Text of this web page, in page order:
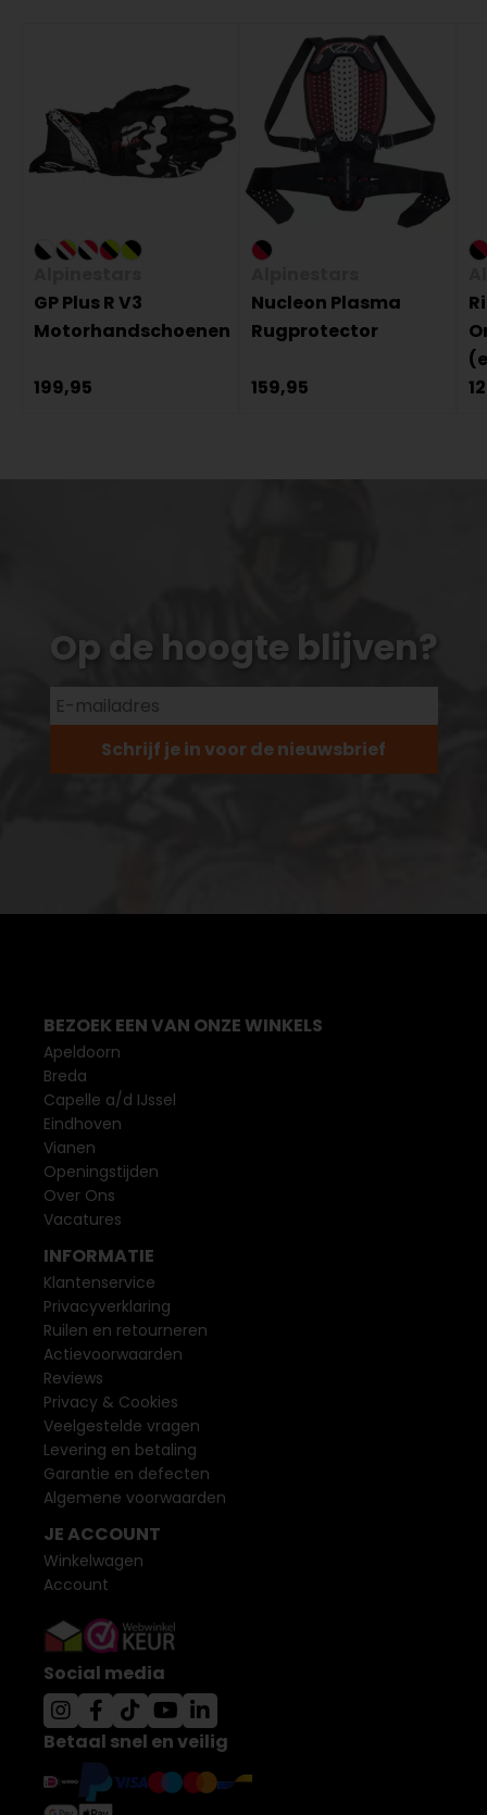
GP Plus R V3
Motorhandschoenen
199,95
Nucleon Plasma
Rugprotector
159,95
Op de hoogte blijven?
Schrijf je in voor de nieuwsbrief
BEZOEK EEN VAN ONZE WINKELS
Apeldoorn
Breda
Capelle a/d IJssel
Eindhoven
Vianen
Openingstijden
Over Ons
Vacatures
INFORMATIE
Klantenservice
Privacyverklaring
Ruilen en retourneren
Actievoorwaarden
Reviews
Privacy & Cookies
Veelgestelde vragen
Levering en betaling
Garantie en defecten
Algemene voorwaarden
JE ACCOUNT
Winkelwagen
Account
Social media
Betaal snel en veilig